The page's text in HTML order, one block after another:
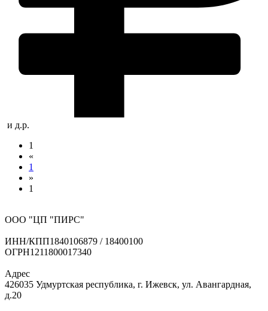
и д.р.
1
«
1
»
1
ООО "ЦП "ПИРС"
ИНН/КПП1840106879 / 18400100
ОГРН1211800017340
Адрес
426035 Удмуртская республика, г. Ижевск, ул. Авангардная,
д.20